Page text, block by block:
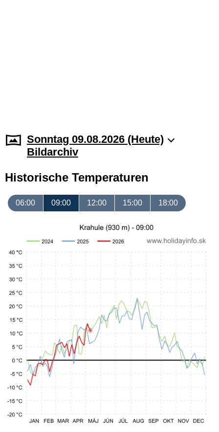
Sonntag 09.08.2026 (Heute)
Bildarchiv
Historische Temperaturen
06:00 09:00 12:00 15:00 18:00